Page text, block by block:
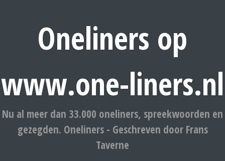
Oneliners op
www.one-liners.nl
Nu al meer dan 33.000 oneliners, spreekwoorden en
gezegden. Oneliners - Geschreven door Frans
Taverne